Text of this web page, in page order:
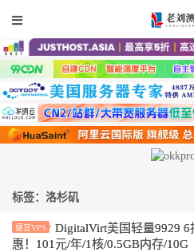
标签：洛杉矶
便宜VPS
DigitalVirt美国轻量9929 6
惠！101元/年/1核/0.5GB内存/10G